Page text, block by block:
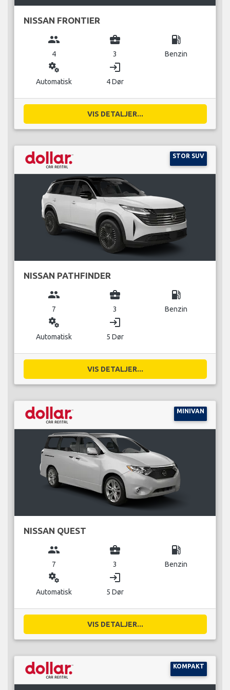
NISSAN FRONTIER
group
4
business_center
3
local_gas_station
Benzin
miscellaneous_services
Automatisk
login
4 Dør
VIS DETALJER...
STOR SUV
NISSAN PATHFINDER
group
7
business_center
3
local_gas_station
Benzin
miscellaneous_services
Automatisk
login
5 Dør
VIS DETALJER...
MINIVAN
NISSAN QUEST
group
7
business_center
3
local_gas_station
Benzin
miscellaneous_services
Automatisk
login
5 Dør
VIS DETALJER...
KOMPAKT